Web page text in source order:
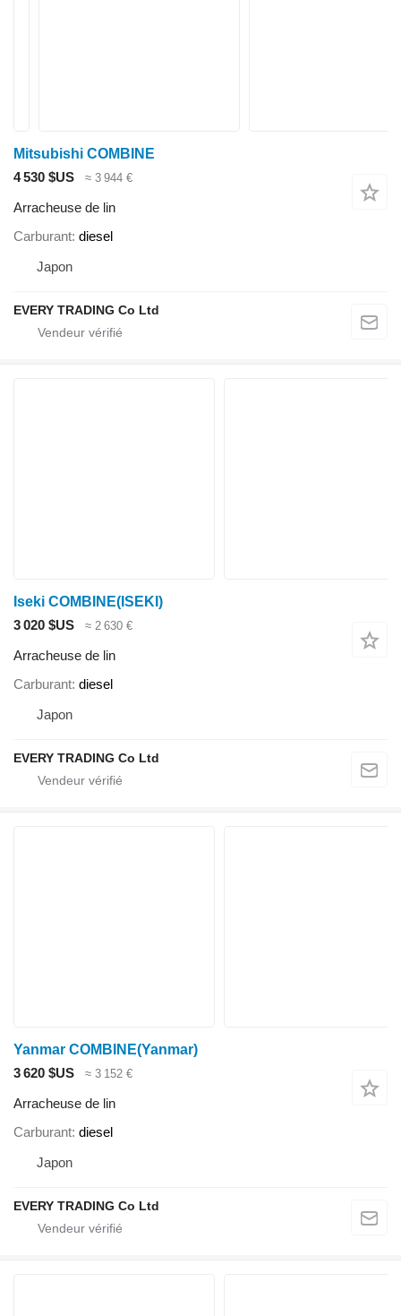
Mitsubishi COMBINE
4 530 $US
≈ 3 944 €
Arracheuse de lin
Carburant diesel
Japon
EVERY TRADING Co Ltd
Iseki COMBINE(ISEKI)
3 020 $US
≈ 2 630 €
Arracheuse de lin
Carburant diesel
Japon
EVERY TRADING Co Ltd
Yanmar COMBINE(Yanmar)
3 620 $US
≈ 3 152 €
Arracheuse de lin
Carburant diesel
Japon
EVERY TRADING Co Ltd